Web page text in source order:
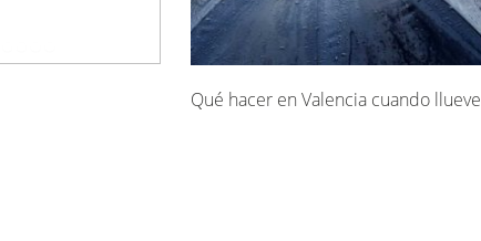
Qué hacer en Valencia cuando llueve